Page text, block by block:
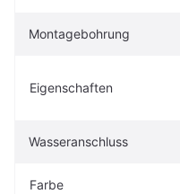
Montagebohrung
Eigenschaften
Wasseranschluss
Farbe